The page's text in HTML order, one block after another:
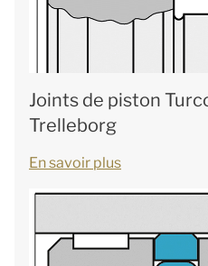
Joints de piston
Trelleborg
En savoir plus